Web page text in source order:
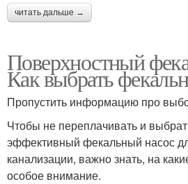
читать дальше →
Поверхностный
Как выбрать
Пропустить информацию про
Чтобы не переплачивать и
эффективный фекальный насос
канализации, важно знать, на
особое внимание.